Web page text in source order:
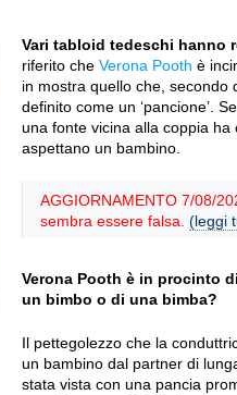
Vari tabloid tedeschi hanno
riferito che Verona Pooth è
in mostra quello che, secondo
definito come un ‘pancione’.
una fonte vicina alla coppia ha
aspettano un bambino.
AGGIORNAMENTO 7/08/
sembra essere falsa. (leggi
Verona Pooth è in procinto
un bimbo o di una bimba?
Il pettegolezzo che la
un bambino dal partner di
stata vista con una pancia